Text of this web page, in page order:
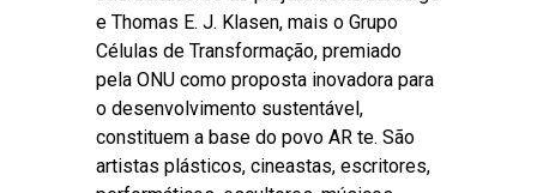
e Thomas E. J. Klasen, mais o Grupo
Células de Transformação, premiado
pela ONU como proposta inovadora para
o desenvolvimento sustentável,
constituem a base do povo AR te. São
artistas plásticos, cineastas, escritores,